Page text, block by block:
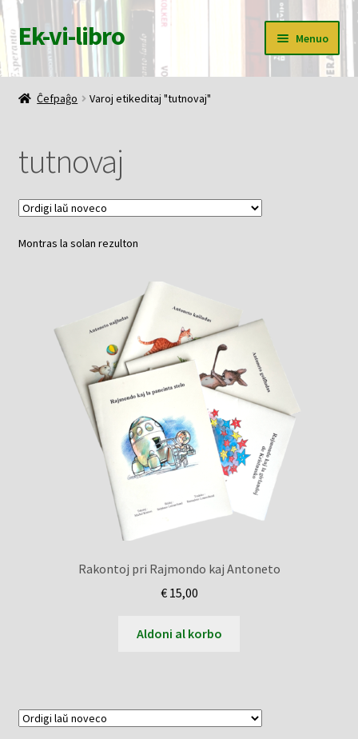
Pretersalti
al
navigado
Iri
rekte
al
la
enhavo
Ek-vi-libro Menuo
Ĉefpaĝo
Korbo
Mia konto
Pagi
Ĉefpaĝo Varoj etikeditaj "tutnovaj"
tutnovaj
Montras la solan rezulton
Rakontoj pri Rajmondo kaj Antoneto
€15,00
Aldoni al korbo